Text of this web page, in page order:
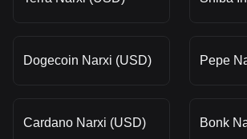
Dogecoin Narxi (USD) Pepe
Cardano Narxi (USD) Bonk